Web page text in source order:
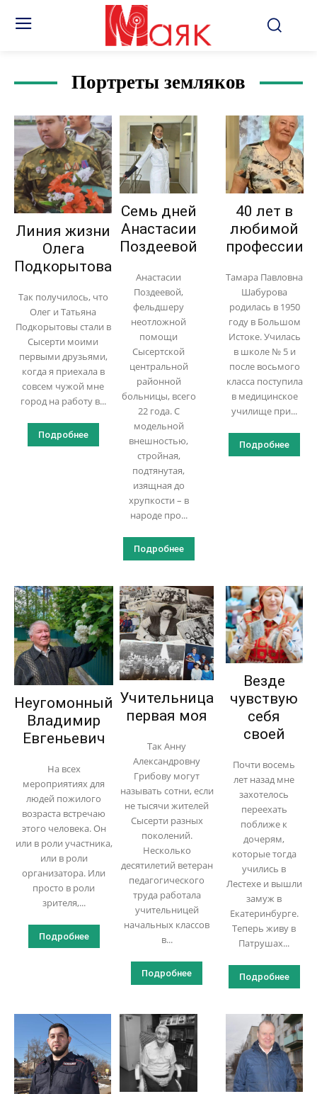
Портреты земляков
Линия жизни
Олега
Подкорытова
Так получилось, что
Олег и Татьяна
Подкорытовы стали в
Сысерти моими
первыми друзьями,
когда я приехала в
совсем чужой мне
город на работу в...
Подробнее
Семь дней
Анастасии
Поздеевой
Анастасии
Поздеевой,
фельдшеру
неотложной
помощи
Сысертской
центральной
районной
больницы, всего
22 года. С
модельной
внешностью,
стройная,
подтянутая,
изящная до
хрупкости – в
народе про...
Подробнее
40 лет в
любимой
профессии
Тамара Павловна
Шабурова
родилась в 1950
году в Большом
Истоке. Училась
в школе № 5 и
после восьмого
класса поступила
в медицинское
училище при...
Подробнее
Неугомонный
Владимир
Евгеньевич
На всех
мероприятиях для
людей пожилого
возраста встречаю
этого человека. Он
или в роли участника,
или в роли
организатора. Или
просто в роли
зрителя,...
Подробнее
Учительница
первая моя
Так Анну
Александровну
Грибову могут
называть сотни, если
не тысячи жителей
Сысерти разных
поколений.
Несколько
десятилетий ветеран
педагогического
труда работала
учительницей
начальных классов
в...
Подробнее
Везде
чувствую
себя
своей
Почти восемь
лет назад мне
захотелось
переехать
поближе к
дочерям,
которые тогда
учились в
Лестехе и вышли
замуж в
Екатеринбурге.
Теперь живу в
Патрушах...
Подробнее